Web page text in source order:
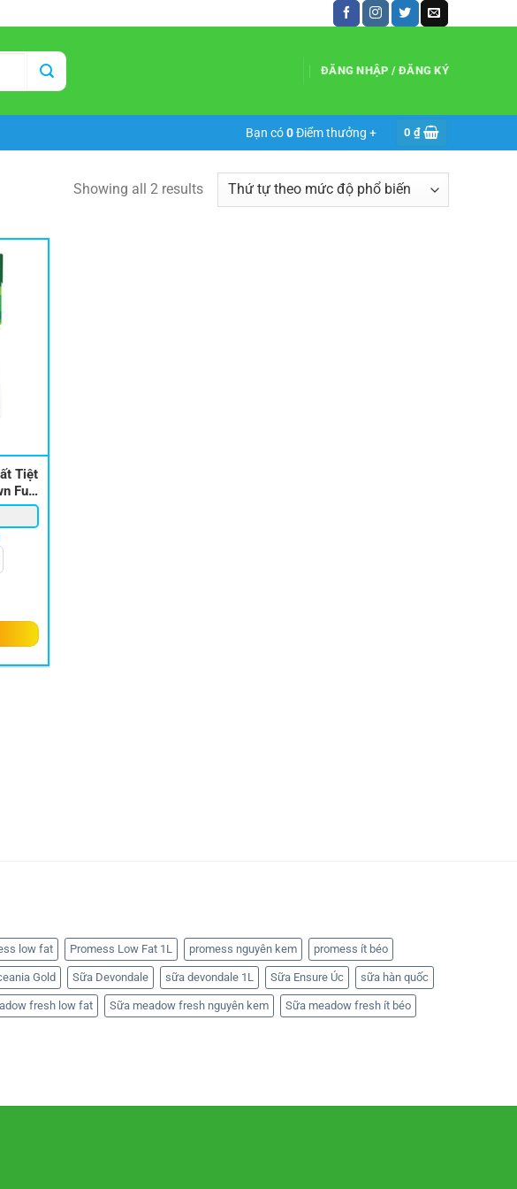
ĐĂNG NHẬP / ĐĂNG KÝ
Bạn có0Điểm thưởng + 0 ₫
Showing all 2 results
Tiệt
Full
low fat Promess Low Fat 1L promess nguyên kem promess ít béo
Gold Sữa Devondale sữa devondale 1L Sữa Ensure Úc sữa hàn quốc
fresh low fat Sữa meadow fresh nguyên kem Sữa meadow fresh ít béo